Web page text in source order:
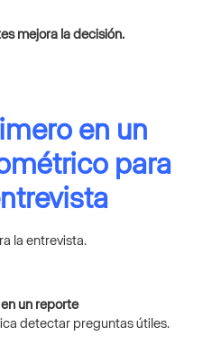
mejora la decisión.
en un
para
la entrevista.
un reporte
detectar preguntas útiles.